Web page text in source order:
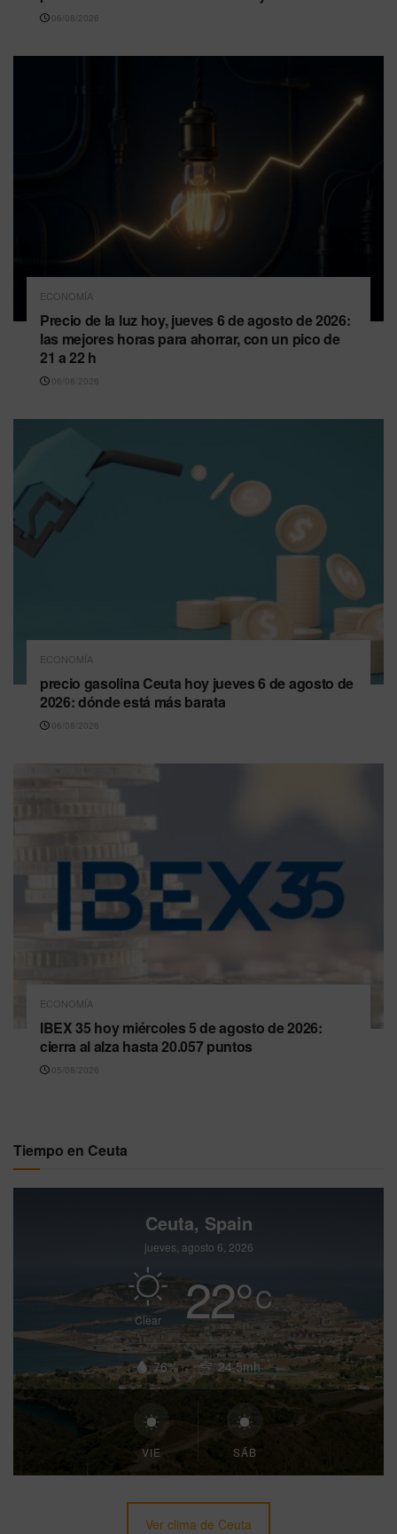
06/08/2026
ECONOMÍA
Precio de la luz hoy, jueves 6 de agosto de 2026:
las mejores horas para ahorrar, con un pico de
21 a 22 h
06/08/2026
ECONOMÍA
precio gasolina Ceuta hoy jueves 6 de agosto de
2026: dónde está más barata
06/08/2026
ECONOMÍA
IBEX 35 hoy miércoles 5 de agosto de 2026:
cierra al alza hasta 20.057 puntos
05/08/2026
Tiempo en Ceuta
Ceuta, Spain
jueves, agosto 6, 2026
Clear 22°C
76% 24.5mh
VIE SÁB
Ver clima de Ceuta